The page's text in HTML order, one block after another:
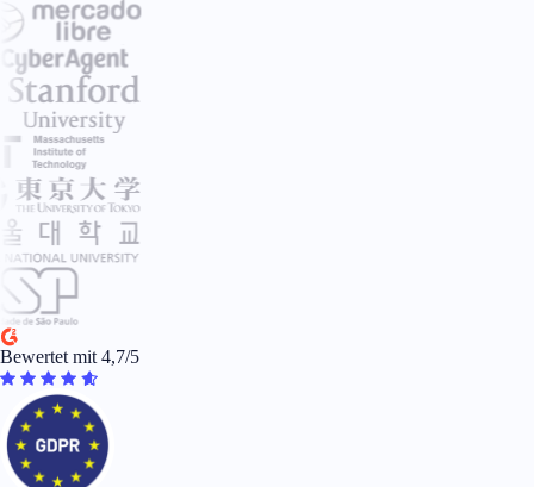
Bewertet mit 4,7/5